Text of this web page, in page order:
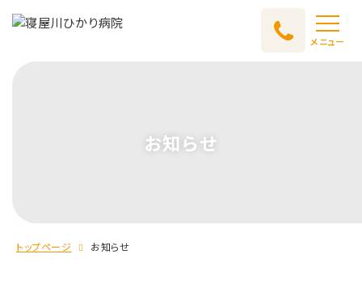
メニュー
お知らせ
トップページ お知らせ